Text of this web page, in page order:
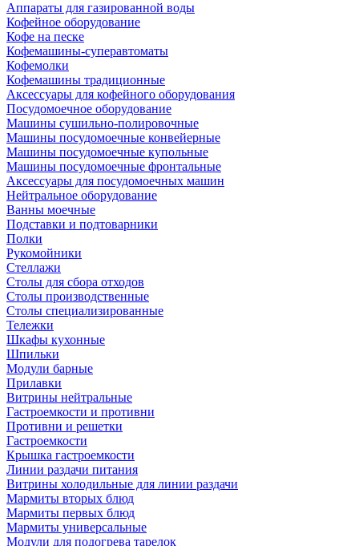
Аппараты для газированной воды
Кофейное оборудование
Кофе на песке
Кофемашины-суперавтоматы
Кофемолки
Кофемашины традиционные
Аксессуары для кофейного оборудования
Посудомоечное оборудование
Машины сушильно-полировочные
Машины посудомоечные конвейерные
Машины посудомоечные купольные
Машины посудомоечные фронтальные
Аксессуары для посудомоечных машин
Нейтральное оборудование
Ванны моечные
Подставки и подтоварники
Полки
Рукомойники
Стеллажи
Столы для сбора отходов
Столы производственные
Столы специализированные
Тележки
Шкафы кухонные
Шпильки
Модули барные
Прилавки
Витрины нейтральные
Гастроемкости и противни
Противни и решетки
Гастроемкости
Крышка гастроемкости
Линии раздачи питания
Витрины холодильные для линии раздачи
Мармиты вторых блюд
Мармиты первых блюд
Мармиты универсальные
Модули для подогрева тарелок